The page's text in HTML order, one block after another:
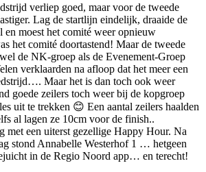
verliep goed, maar voor de tweede
Lag de startlijn eindelijk, draaide de
en moest het comité weer opnieuw
het comité doortastend! Maar de tweede
de NK-groep als de Evenement-Groep
verklaarden na afloop dat het meer een
Maar het is dan toch ook weer
goede zeilers toch weer bij de kopgroep
uit te trekken 😊 Een aantal zeilers haalden
al lagen ze 10cm voor de finish..
met een uiterst gezellige Happy Hour. Na
stond Annabelle Westerhof 1 … hetgeen
in de Regio Noord app… en terecht!